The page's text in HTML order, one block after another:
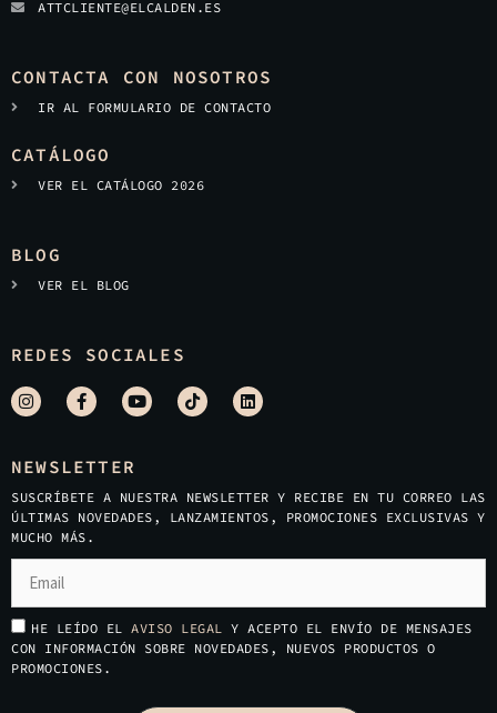
ATTCLIENTE@ELCALDEN.ES
CONTACTA CON NOSOTROS
IR AL FORMULARIO DE CONTACTO
CATÁLOGO
VER EL CATÁLOGO 2026
BLOG
VER EL BLOG
REDES SOCIALES
NEWSLETTER
SUSCRÍBETE A NUESTRA NEWSLETTER Y RECIBE EN TU CORREO LAS
ÚLTIMAS NOVEDADES, LANZAMIENTOS, PROMOCIONES EXCLUSIVAS Y
MUCHO MÁS.
HE LEÍDO EL AVISO LEGAL Y ACEPTO EL ENVÍO DE MENSAJES
CON INFORMACIÓN SOBRE NOVEDADES, NUEVOS PRODUCTOS O
PROMOCIONES.